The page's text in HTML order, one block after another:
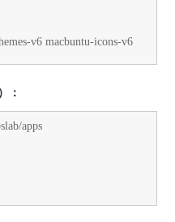
v6 macbuntu-icons-v6
：
apps